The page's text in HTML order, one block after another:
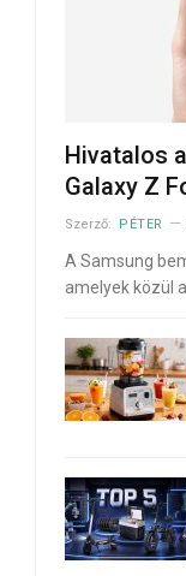
Hivatalos
Galaxy Z
Szerző: PÉTER
A Samsung
amelyek közül